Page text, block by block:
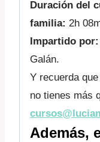
Duración del
familia: 2h
Impartido por:
Galán.
Y recuerda
no tienes más
Además,